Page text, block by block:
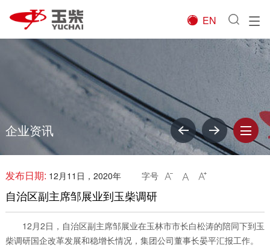

EN
企业资讯
发布日期: 12月11日，2020年 字号   
自治区副主席邹展业到玉柴调研
12月2日，自治区副主席邹展业在玉林市市长白松涛的陪同下到玉
柴调研国企改革发展和稳增长情况，集团公司董事长晏平汇报工作。